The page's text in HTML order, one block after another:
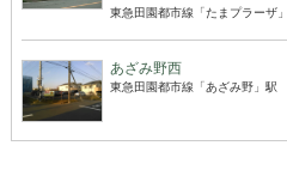
東急田園都市線「たまプラーザ
あざみ野西
東急田園都市線「あざみ野」駅